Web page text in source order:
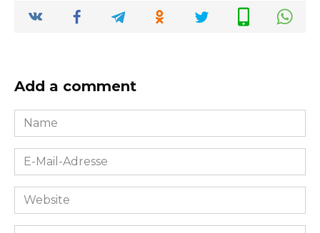
Add a comment
Name
*
E-
Mail-
Adresse
Website